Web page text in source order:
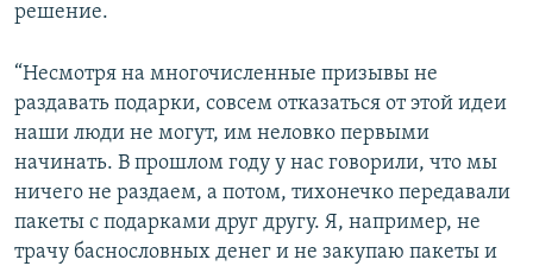
решение.
“Несмотря на многочисленные призывы не
раздавать подарки, совсем отказаться от этой идеи
наши люди не могут, им неловко первыми
начинать. В прошлом году у нас говорили, что мы
ничего не раздаем, а потом, тихонечко передавали
пакеты с подарками друг другу. Я, например, не
трачу баснословных денег и не закупаю пакеты и